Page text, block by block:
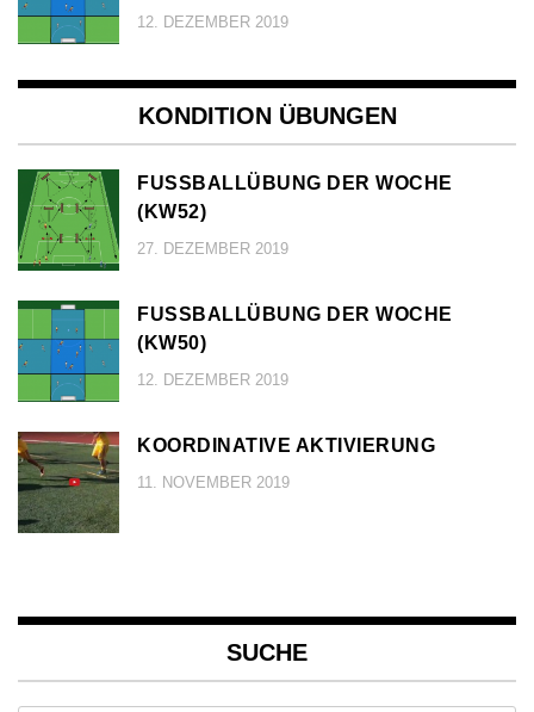
12. DEZEMBER 2019
KONDITION ÜBUNGEN
FUSSBALLÜBUNG DER WOCHE (
KW52)
27. DEZEMBER 2019
FUSSBALLÜBUNG DER WOCHE (
KW50)
12. DEZEMBER 2019
KOORDINATIVE AKTIVIERUNG
11. NOVEMBER 2019
SUCHE